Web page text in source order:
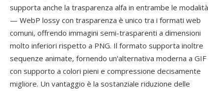
supporta anche la trasparenza alfa in entrambe le modalità
— WebP lossy con trasparenza è unico tra i formati web
comuni, offrendo immagini semi-trasparenti a dimensioni
molto inferiori rispetto a PNG. Il formato supporta inoltre
sequenze animate, fornendo un'alternativa moderna a GIF
con supporto a colori pieni e compressione decisamente
migliore. Un vantaggio è la sostanziale riduzione delle